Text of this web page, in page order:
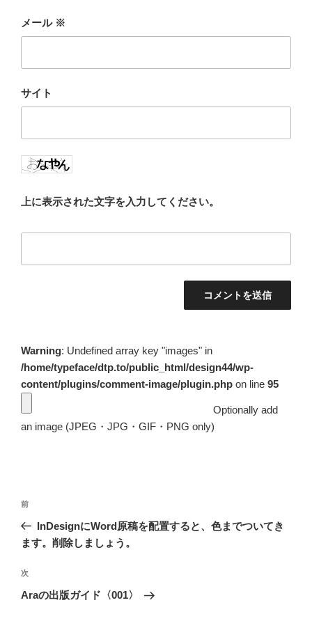
メール ※
サイト
上に表示された文字を入力してください。
Warning: Undefined array key "images" in
/home/typeface/dtp.to/public_html/design44/wp-
content/plugins/comment-image/plugin.php on line 95
Optionally add
an image (JPEG・JPG・GIF・PNG only)
投
ナ
ゲ
ー
前
の
投
前
InDesignにWord原稿を配置すると、色までついてき
ます。削除しましょう。
次
の
次
Araの出版ガイド〈001〉